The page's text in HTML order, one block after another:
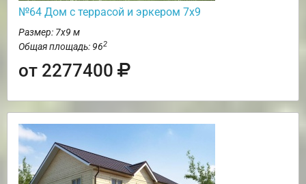
№64 Дом с террасой и эркером 7х9
Размер: 7х9 м
Общая площадь: 962
от 2277400